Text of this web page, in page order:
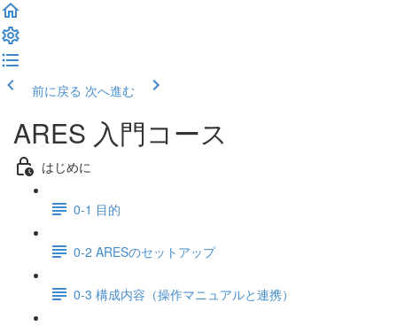
前に戻る 次へ進む
ARES 入門コース
はじめに
0-1 目的
0-2 ARESのセットアップ
0-3 構成内容（操作マニュアルと連携）